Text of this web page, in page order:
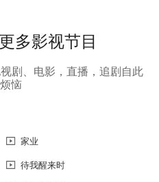
多影视节目
剧、电影，直播，追剧自此
恼
家业
待我醒来时